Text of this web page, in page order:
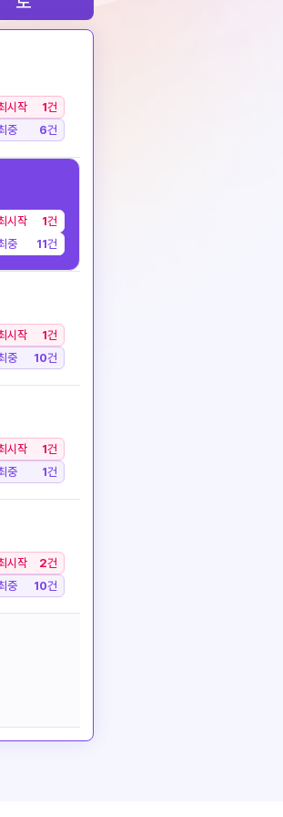
시작 1건
중
6건
시작 1건
중
11건
시작 1건
중
10건
시작 1건
중
1건
시작 2건
중
10건